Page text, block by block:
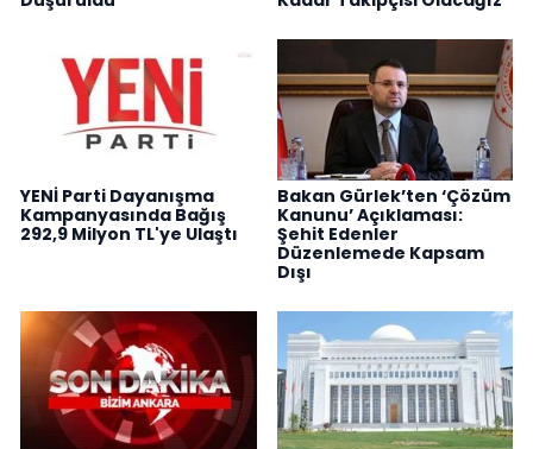
YENİ Parti Dayanışma
Kampanyasında Bağış
292,9 Milyon TL'ye Ulaştı
Bakan Gürlek’ten ‘Çözüm
Kanunu’ Açıklaması:
Şehit Edenler
Düzenlemede Kapsam
Dışı